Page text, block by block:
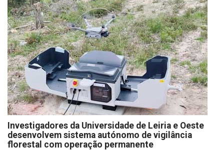
Investigadores da Universidade de Leiria e Oeste
desenvolvem sistema autónomo de vigilância
florestal com operação permanente